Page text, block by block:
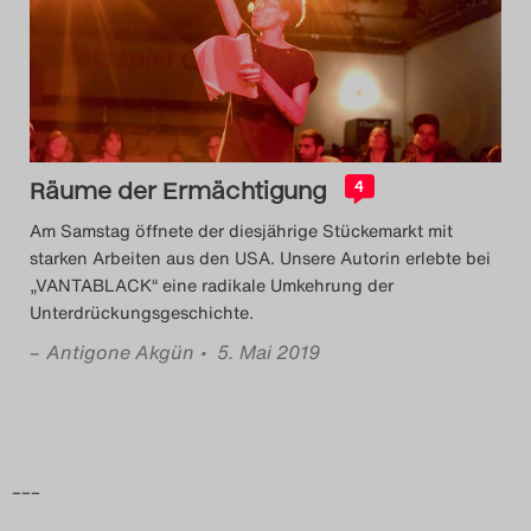
Das Theatertreffen-Blog
2014
Das Theatertreffen-Blog
2015
Das Theatertreffen-Blog
2016
Das Theatertreffen-Blog
Räume der Ermächtigung 4
Am Samstag öffnete der diesjährige Stückemarkt mit
starken Arbeiten aus den USA. Unsere Autorin erlebte bei
„VANTABLACK“ eine radikale Umkehrung der
Unterdrückungsgeschichte.
– Antigone Akgün • 5. Mai 2019
–––